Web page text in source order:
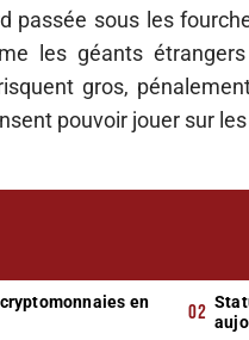
passée sous les
les géants
gros,
pouvoir jouer sur
en